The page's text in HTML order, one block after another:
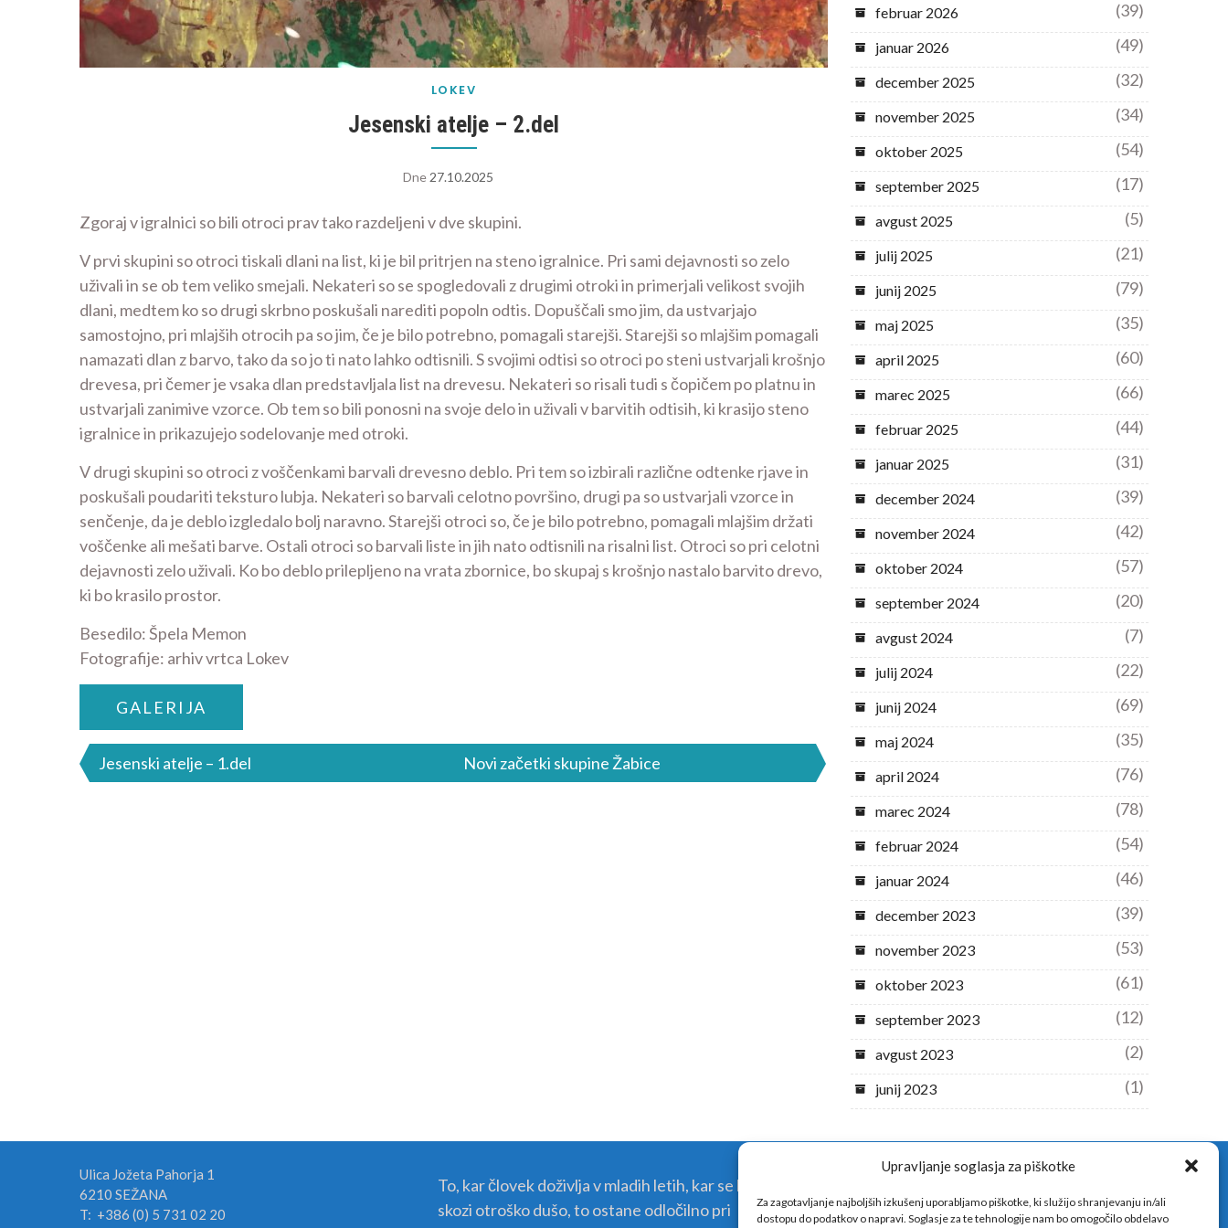
Upravljanje soglasja za piškotke
Za zagotavljanje najboljših izkušenj uporabljamo piškotke, ki služijo shranjevanju in/ali
dostopu do podatkov o napravi. Soglasje za te tehnologije nam bo omogočilo obdelavo
LOKEV
Jesenski atelje – 2.del
Dne 27.10.2025
Zgoraj v igralnici so bili otroci prav tako razdeljeni v dve skupini.
V prvi skupini so otroci tiskali dlani na list, ki je bil pritrjen na steno igralnice. Pri sami dejavnosti so zelo
uživali in se ob tem veliko smejali. Nekateri so se spogledovali z drugimi otroki in primerjali velikost svojih
dlani, medtem ko so drugi skrbno poskušali narediti popoln odtis. Dopuščali smo jim, da ustvarjajo
samostojno, pri mlajših otrocih pa so jim, če je bilo potrebno, pomagali starejši. Starejši so mlajšim pomagali
namazati dlan z barvo, tako da so jo ti nato lahko odtisnili. S svojimi odtisi so otroci po steni ustvarjali krošnjo
drevesa, pri čemer je vsaka dlan predstavljala list na drevesu. Nekateri so risali tudi s čopičem po platnu in
ustvarjali zanimive vzorce. Ob tem so bili ponosni na svoje delo in uživali v barvitih odtisih, ki krasijo steno
igralnice in prikazujejo sodelovanje med otroki.
V drugi skupini so otroci z voščenkami barvali drevesno deblo. Pri tem so izbirali različne odtenke rjave in
poskušali poudariti teksturo lubja. Nekateri so barvali celotno površino, drugi pa so ustvarjali vzorce in
senčenje, da je deblo izgledalo bolj naravno. Starejši otroci so, če je bilo potrebno, pomagali mlajšim držati
voščenke ali mešati barve. Ostali otroci so barvali liste in jih nato odtisnili na risalni list. Otroci so pri celotni
dejavnosti zelo uživali. Ko bo deblo prilepljeno na vrata zbornice, bo skupaj s krošnjo nastalo barvito drevo,
ki bo krasilo prostor.
Besedilo: Špela Memon
Fotografije: arhiv vrtca Lokev
GALERIJA
Navigacija
Jesenski atelje – 1.del Novi začetki skupine Žabice
februar 2026 (39)
januar 2026 (49)
december 2025 (32)
november 2025 (34)
oktober 2025 (54)
september 2025 (17)
avgust 2025 (5)
julij 2025 (21)
junij 2025 (79)
maj 2025 (35)
april 2025 (60)
marec 2025 (66)
februar 2025 (44)
januar 2025 (31)
december 2024 (39)
november 2024 (42)
oktober 2024 (57)
september 2024 (20)
avgust 2024 (7)
julij 2024 (22)
junij 2024 (69)
maj 2024 (35)
april 2024 (76)
marec 2024 (78)
februar 2024 (54)
januar 2024 (46)
december 2023 (39)
november 2023 (53)
oktober 2023 (61)
september 2023 (12)
avgust 2023 (2)
junij 2023 (1)
Ulica Jožeta Pahorja 1
6210 SEŽANA
T: +386 (0) 5 731 02 20
To, kar človek doživlja v mladih letih, kar se kali
skozi otroško dušo, to ostane odločilno pri